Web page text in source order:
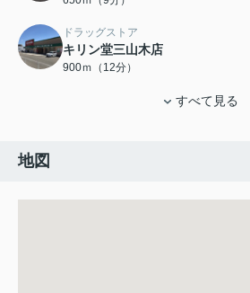
ドラッグストア
キリン堂三山木店
900ｍ（12分）
すべて見る
地図